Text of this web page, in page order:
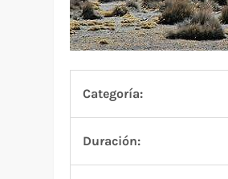
Categoría:
Duración: